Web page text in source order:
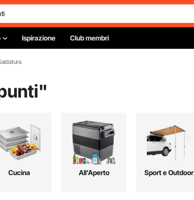
Ispirazione Club membri
"
Cucina All'Aperto Sport e Outdoor